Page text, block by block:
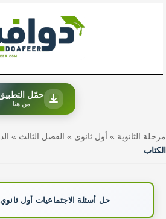
حمّل
من هنا
مرحلة الثانوية » أول ثانوي » الفصل الثالث »
الكتاب
حل أسئلة الاجتماعيات أول